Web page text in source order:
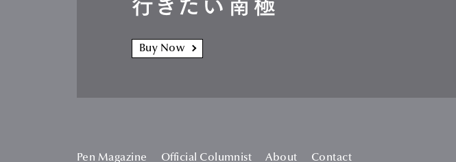
行きたい南極
Buy Now
Pen Magazine Official Columnist About Contact